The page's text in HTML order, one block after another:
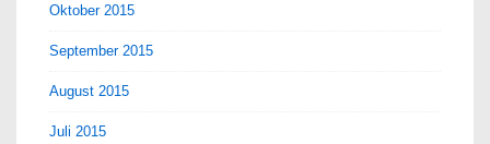
Oktober 2015
September 2015
August 2015
Juli 2015